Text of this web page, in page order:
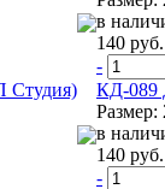
в
140 руб.
-
Студия)
КД-089
Размер:
в
140 руб.
-